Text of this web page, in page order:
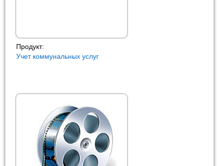
Продукт:
Учет коммунальных услуг